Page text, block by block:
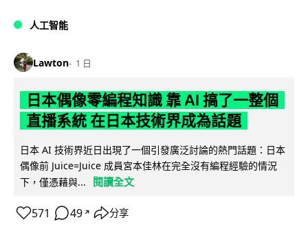
人工智能
Lawton 1 日
日本偶像零編程知識 靠 AI 搞了一整個
直播系統 在日本技術界成為話題
日本 AI 技術界近日出現了一個引發廣泛討論的熱門話題：日本
偶像前 Juice=Juice 成員宮本佳林在完全沒有編程經驗的情況
下，僅憑藉與...
閱讀全文
571 49 ↗ 分享